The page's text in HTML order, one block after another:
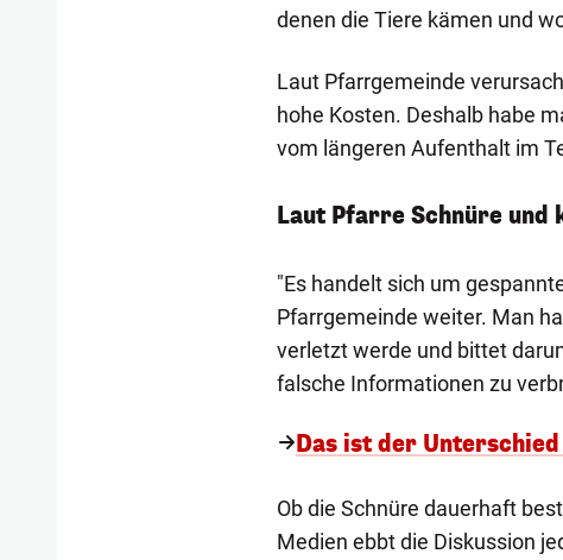
denen die Tiere kämen und
Laut Pfarrgemeinde
hohe Kosten. Deshalb habe
vom längeren Aufenthalt im
Laut Pfarre Schnüre und
"Es handelt sich um
Pfarrgemeinde weiter. Man
verletzt werde und bittet
falsche Informationen zu
Das ist der
Ob die Schnüre dauerhaft
Medien ebbt die Diskussion